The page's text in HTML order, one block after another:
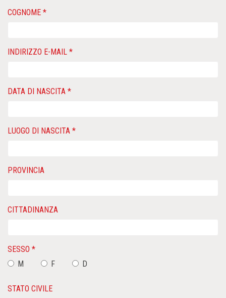
COGNOME *
INDIRIZZO E-MAIL *
DATA DI NASCITA *
LUOGO DI NASCITA *
PROVINCIA
CITTADINANZA
SESSO *
M
F D
STATO CIVILE